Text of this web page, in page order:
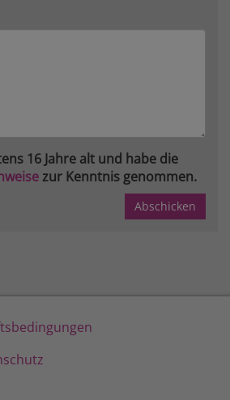
16 Jahre alt und habe die
zur Kenntnis genommen.